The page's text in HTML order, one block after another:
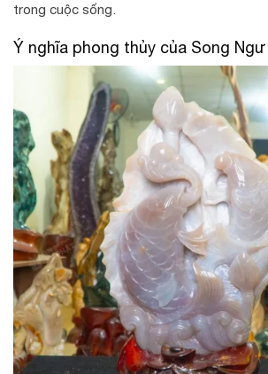
trong cuộc sống.
Ý nghĩa phong thủy của Song